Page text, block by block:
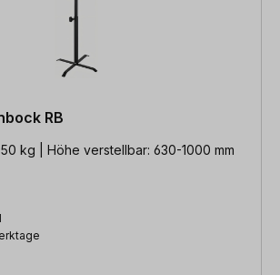
RB
kg | Höhe verstellbar: 630-1000 mm